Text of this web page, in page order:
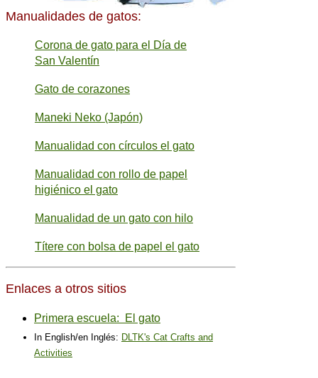
Manualidades de gatos:
Corona de gato para el Día de
San Valentín
Gato de corazones
Maneki Neko (Japón)
Manualidad con círculos el gato
Manualidad con rollo de papel
higiénico el gato
Manualidad de un gato con hilo
Títere con bolsa de papel el gato
Enlaces a otros sitios
Primera escuela: El gato
In English/en Inglés: DLTK's Cat Crafts and
Activities